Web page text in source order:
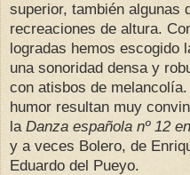
superior, también algunas
recreaciones de altura.
logradas hemos escogido
una sonoridad densa y
con atisbos de melancolía.
humor resultan muy
la Danza española nº 12
y a veces Bolero, de
Eduardo del Pueyo.